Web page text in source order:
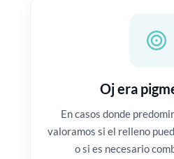
Oj era
En casos donde
valoramos si el relleno
o si es necesario